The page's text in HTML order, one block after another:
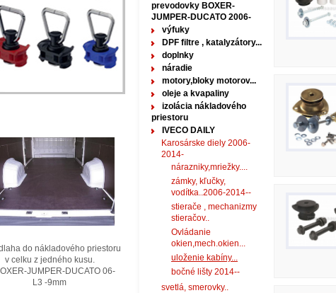
prevodovky BOXER-
JUMPER-DUCATO 2006-
výfuky
DPF filtre , katalyzátory...
doplnky
náradie
motory,bloky motorov...
oleje a kvapaliny
izolácia nákladového
priestoru
IVECO DAILY
Karosárske diely 2006-
2014-
nárazniky,mriežky....
zámky, kľučky,
vodítka..2006-2014--
stierače , mechanizmy
stieračov..
Ovládanie
okien,mech.okien...
uloženie kabíny...
bočné lišty 2014--
svetlá, smerovky..
do nákladového priestoru
z jedného kusu.
JUMPER-DUCATO 06-
-9mm